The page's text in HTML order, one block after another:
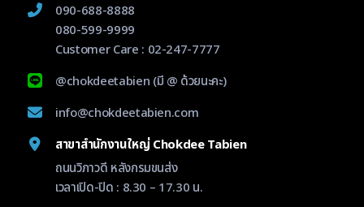
090-688-8888
080-599-9999
Customer Care : 02-247-7777
@chokdeetabien (มี @ ด้วยนะคะ)
info@chokdeetabien.com
สาขาสำนักงานใหญ่ Chokdee Tabien
ถนนวิภาวดี หลังกรมขนส่ง
เวลาเปิด-ปิด : 8.30 – 17.30 น.